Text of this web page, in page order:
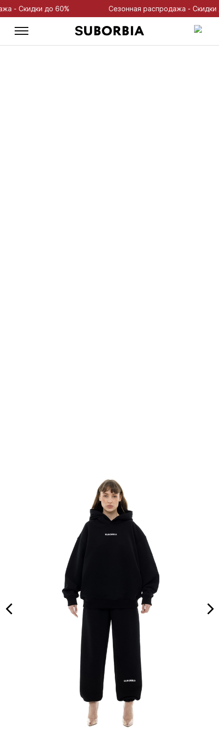
- Скидки до 60% Сезонная распродажа - Скидки до